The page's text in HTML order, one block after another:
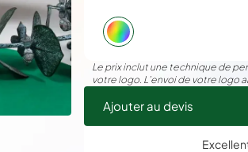
Le prix inclut une technique de
votre logo. L’envoi de votre logo
Ajouter au devis